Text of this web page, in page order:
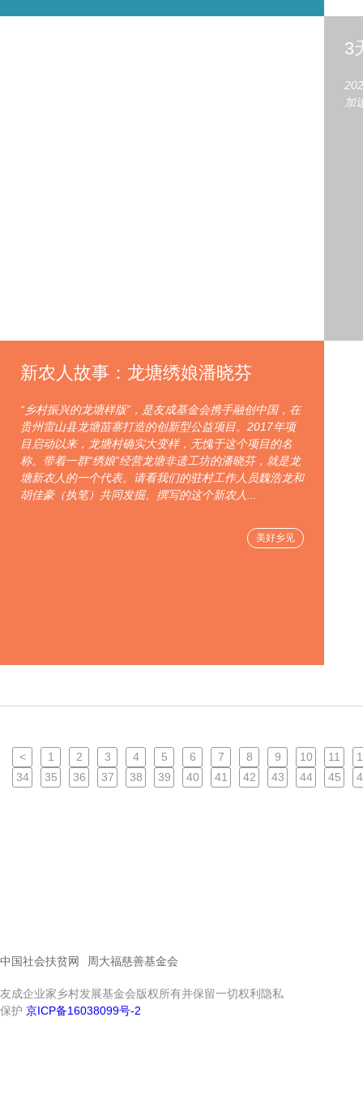
新农人故事：龙塘绣娘潘晓芬
“乡村振兴的龙塘样版”，是友成基金会携手融创中国，在
贵州雷山县龙塘苗寨打造的创新型公益项目。2017年项
目启动以来，龙塘村确实大变样，无愧于这个项目的名
称。带着一群“绣娘”经营龙塘非遗工坊的潘晓芬，就是龙
塘新农人的一个代表。请看我们的驻村工作人员魏浩龙和
胡佳豪（执笔）共同发掘、撰写的这个新农人...
美好乡见
3
加
< 1 2 3 4 5 6 7 8 9 10 11
34
35 36 37 38 39 40 41 42 43 44 45
中国社会扶贫网 周大福慈善基金会
友成企业家乡村发展基金会版权所有并保留一切权利隐私
保护 京ICP备16038099号-2